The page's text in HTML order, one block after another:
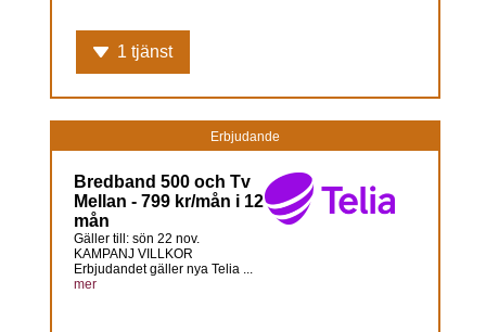
1 tjänst
Erbjudande
Bredband 500 och Tv
Mellan - 799 kr/mån i 12
mån
Gäller till: sön 22 nov.
KAMPANJ VILLKOR
Erbjudandet gäller nya Telia ...
mer